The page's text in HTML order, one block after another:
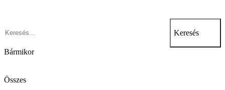
Keresés
Bármikor
Összes